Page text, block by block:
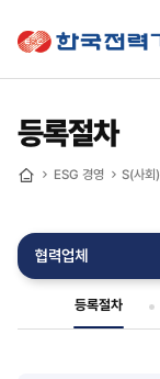
등록절차
ESG 경영 S(사회)
협력업체
등록절차